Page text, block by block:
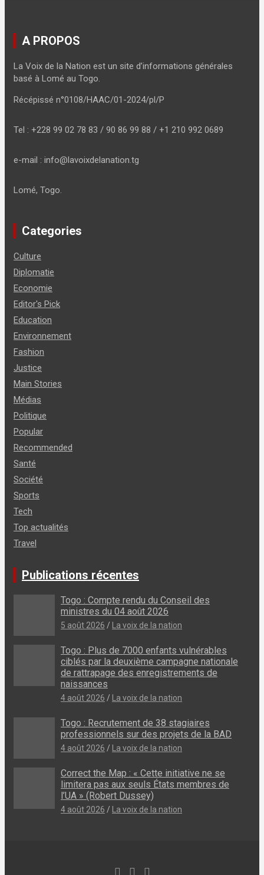
A PROPOS
La Voix de la Nation est un site d’informations générales
basé à Lomé au Togo.
Récépissé n°0108/HAAC/01-2024/pl/P
Tel : +228 99 02 78 83 / 90 86 99 88 / +1 210 992 0689
e-mail : info@lavoixdelanation.tg
Lomé, Togo.
Categories
Culture
Diplomatie
Economie
Editor's Pick
Education
Environnement
Fashion
Justice
Main Stories
Médias
Politique
Popular
Recommended
Santé
Société
Sports
Tech
Top actualités
Travel
Publications récentes
Togo : Compte rendu du Conseil des
ministres du 04 août 2026
5 août 2026 La voix de la nation
Togo : Plus de 7000 enfants vulnérables
ciblés par la deuxième campagne nationale
de rattrapage des enregistrements de
naissances
4 août 2026 La voix de la nation
Togo : Recrutement de 38 stagiaires
professionnels sur des projets de la BAD
4 août 2026 La voix de la nation
Correct the Map : « Cette initiative ne se
limitera pas aux seuls États membres de
l’UA » (Robert Dussey)
4 août 2026 La voix de la nation